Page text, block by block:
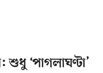
শুধু ‘পাগলাঘণ্টা’